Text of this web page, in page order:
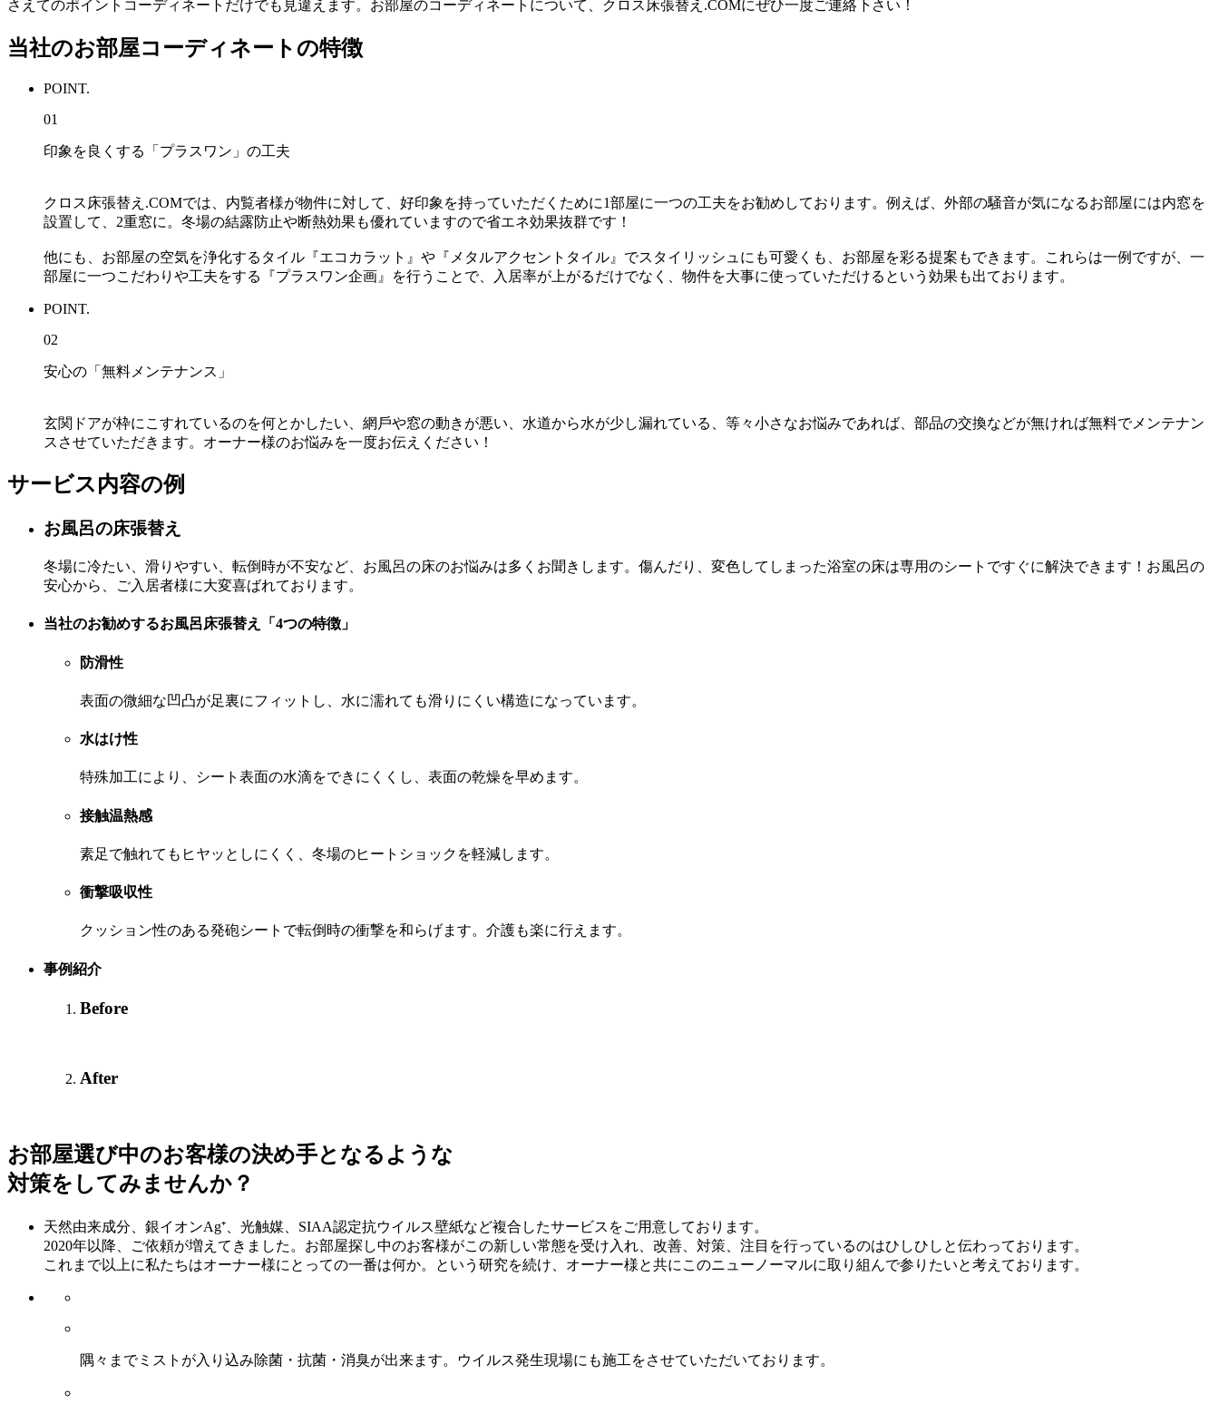
さえてのポイントコーディネートだけでも⾒違えます。お部屋のコーディネートについて、クロス床張替え.COMにぜひ⼀度ご連絡下さい！
当社のお部屋コーディネートの特徴
POINT.
01
印象を良くする「プラスワン」の工夫
クロス床張替え.COMでは、内覧者様が物件に対して、好印象を持っていただくために1部屋に⼀つの⼯夫をお勧めしております。例えば、外部の騒⾳が気になるお部屋には内窓を
設置して、2重窓に。冬場の結露防⽌や断熱効果も優れていますので省エネ効果抜群です！
他にも、お部屋の空気を浄化するタイル『エコカラット』や『メタルアクセントタイル』でスタイリッシュにも可愛くも、お部屋を彩る提案もできます。これらは⼀例ですが、⼀
部屋に⼀つこだわりや⼯夫をする『プラスワン企画』を⾏うことで、⼊居率が上がるだけでなく、物件を⼤事に使っていただけるという効果も出ております。
POINT.
02
安心の「無料メンテナンス」
⽞関ドアが枠にこすれているのを何とかしたい、網⼾や窓の動きが悪い、⽔道から⽔が少し漏れている、等々⼩さなお悩みであれば、部品の交換などが無ければ無料でメンテナン
スさせていただきます。オーナー様のお悩みを⼀度お伝えください！
サービス内容の例
お⾵呂の床張替え
冬場に冷たい、滑りやすい、転倒時が不安など、お⾵呂の床のお悩みは多くお聞きします。傷んだり、変⾊してしまった浴室の床は専⽤のシートですぐに解決できます！お⾵呂の
安⼼から、ご⼊居者様に⼤変喜ばれております。
当社のお勧めするお風呂床張替え「4つの特徴」
防滑性
表⾯の微細な凹凸が⾜裏にフィットし、⽔に濡れても滑りにくい構造になっています。
水はけ性
特殊加⼯により、シート表⾯の⽔滴をできにくくし、表⾯の乾燥を早めます。
接触温熱感
素⾜で触れてもヒヤッとしにくく、冬場のヒートショックを軽減します。
衝撃吸収性
クッション性のある発砲シートで転倒時の衝撃を和らげます。介護も楽に⾏えます。
事例紹介
Before
After
お部屋選び中のお客様の決め手となるような
対策をしてみませんか？
天然由来成分、銀イオンAg⁺、光触媒、SIAA認定抗ウイルス壁紙など複合したサービスをご用意しております。
2020年以降、ご依頼が増えてきました。お部屋探し中のお客様がこの新しい常態を受け入れ、改善、対策、注目を行っているのはひしひしと伝わっております。
これまで以上に私たちはオーナー様にとっての一番は何か。という研究を続け、オーナー様と共にこのニューノーマルに取り組んで参りたいと考えております。
隅々までミストが入り込み除菌・抗菌・消臭が出来ます。ウイルス発生現場にも施工をさせていただいております。